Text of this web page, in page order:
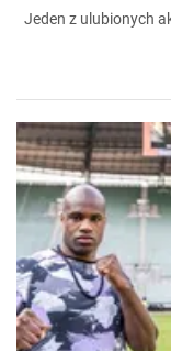
Jeden z ulubionych